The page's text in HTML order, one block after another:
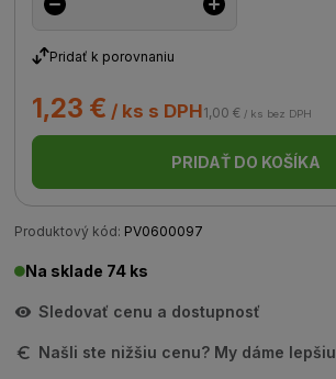
Pridať k porovnaniu
1,23 € / ks s DPH1,00 € / ks bez DPH
PRIDAŤ DO KOŠÍKA
Produktový kód: PV0600097
Na sklade 74 ks
Sledovať cenu a dostupnosť
Našli ste nižšiu cenu? My dáme lepšiu